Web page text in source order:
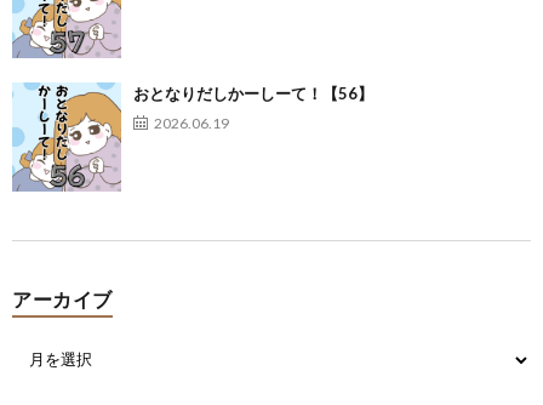
おとなりだしかーしーて！【56】
2026.06.19
アーカイブ